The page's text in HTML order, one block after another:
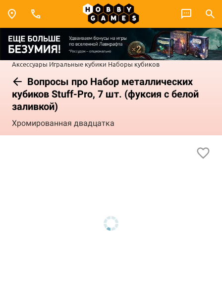
Аксессуары Игральные кубики Наборы кубиков
Вопросы про Набор металлических
кубиков Stuff-Pro, 7 шт. (фуксия с белой
заливкой)
Хромированная двадцатка